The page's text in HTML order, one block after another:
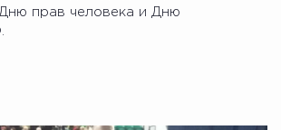
прав человека и Дню